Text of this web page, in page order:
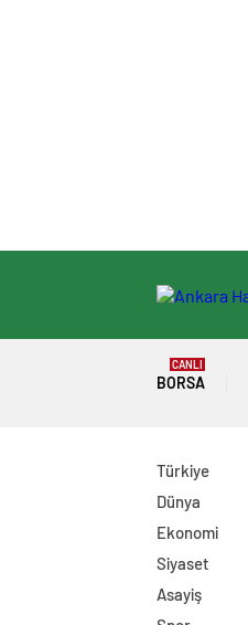
BORSA
CANLI
Türkiye
Dünya
Ekonomi
Siyaset
Asayiş